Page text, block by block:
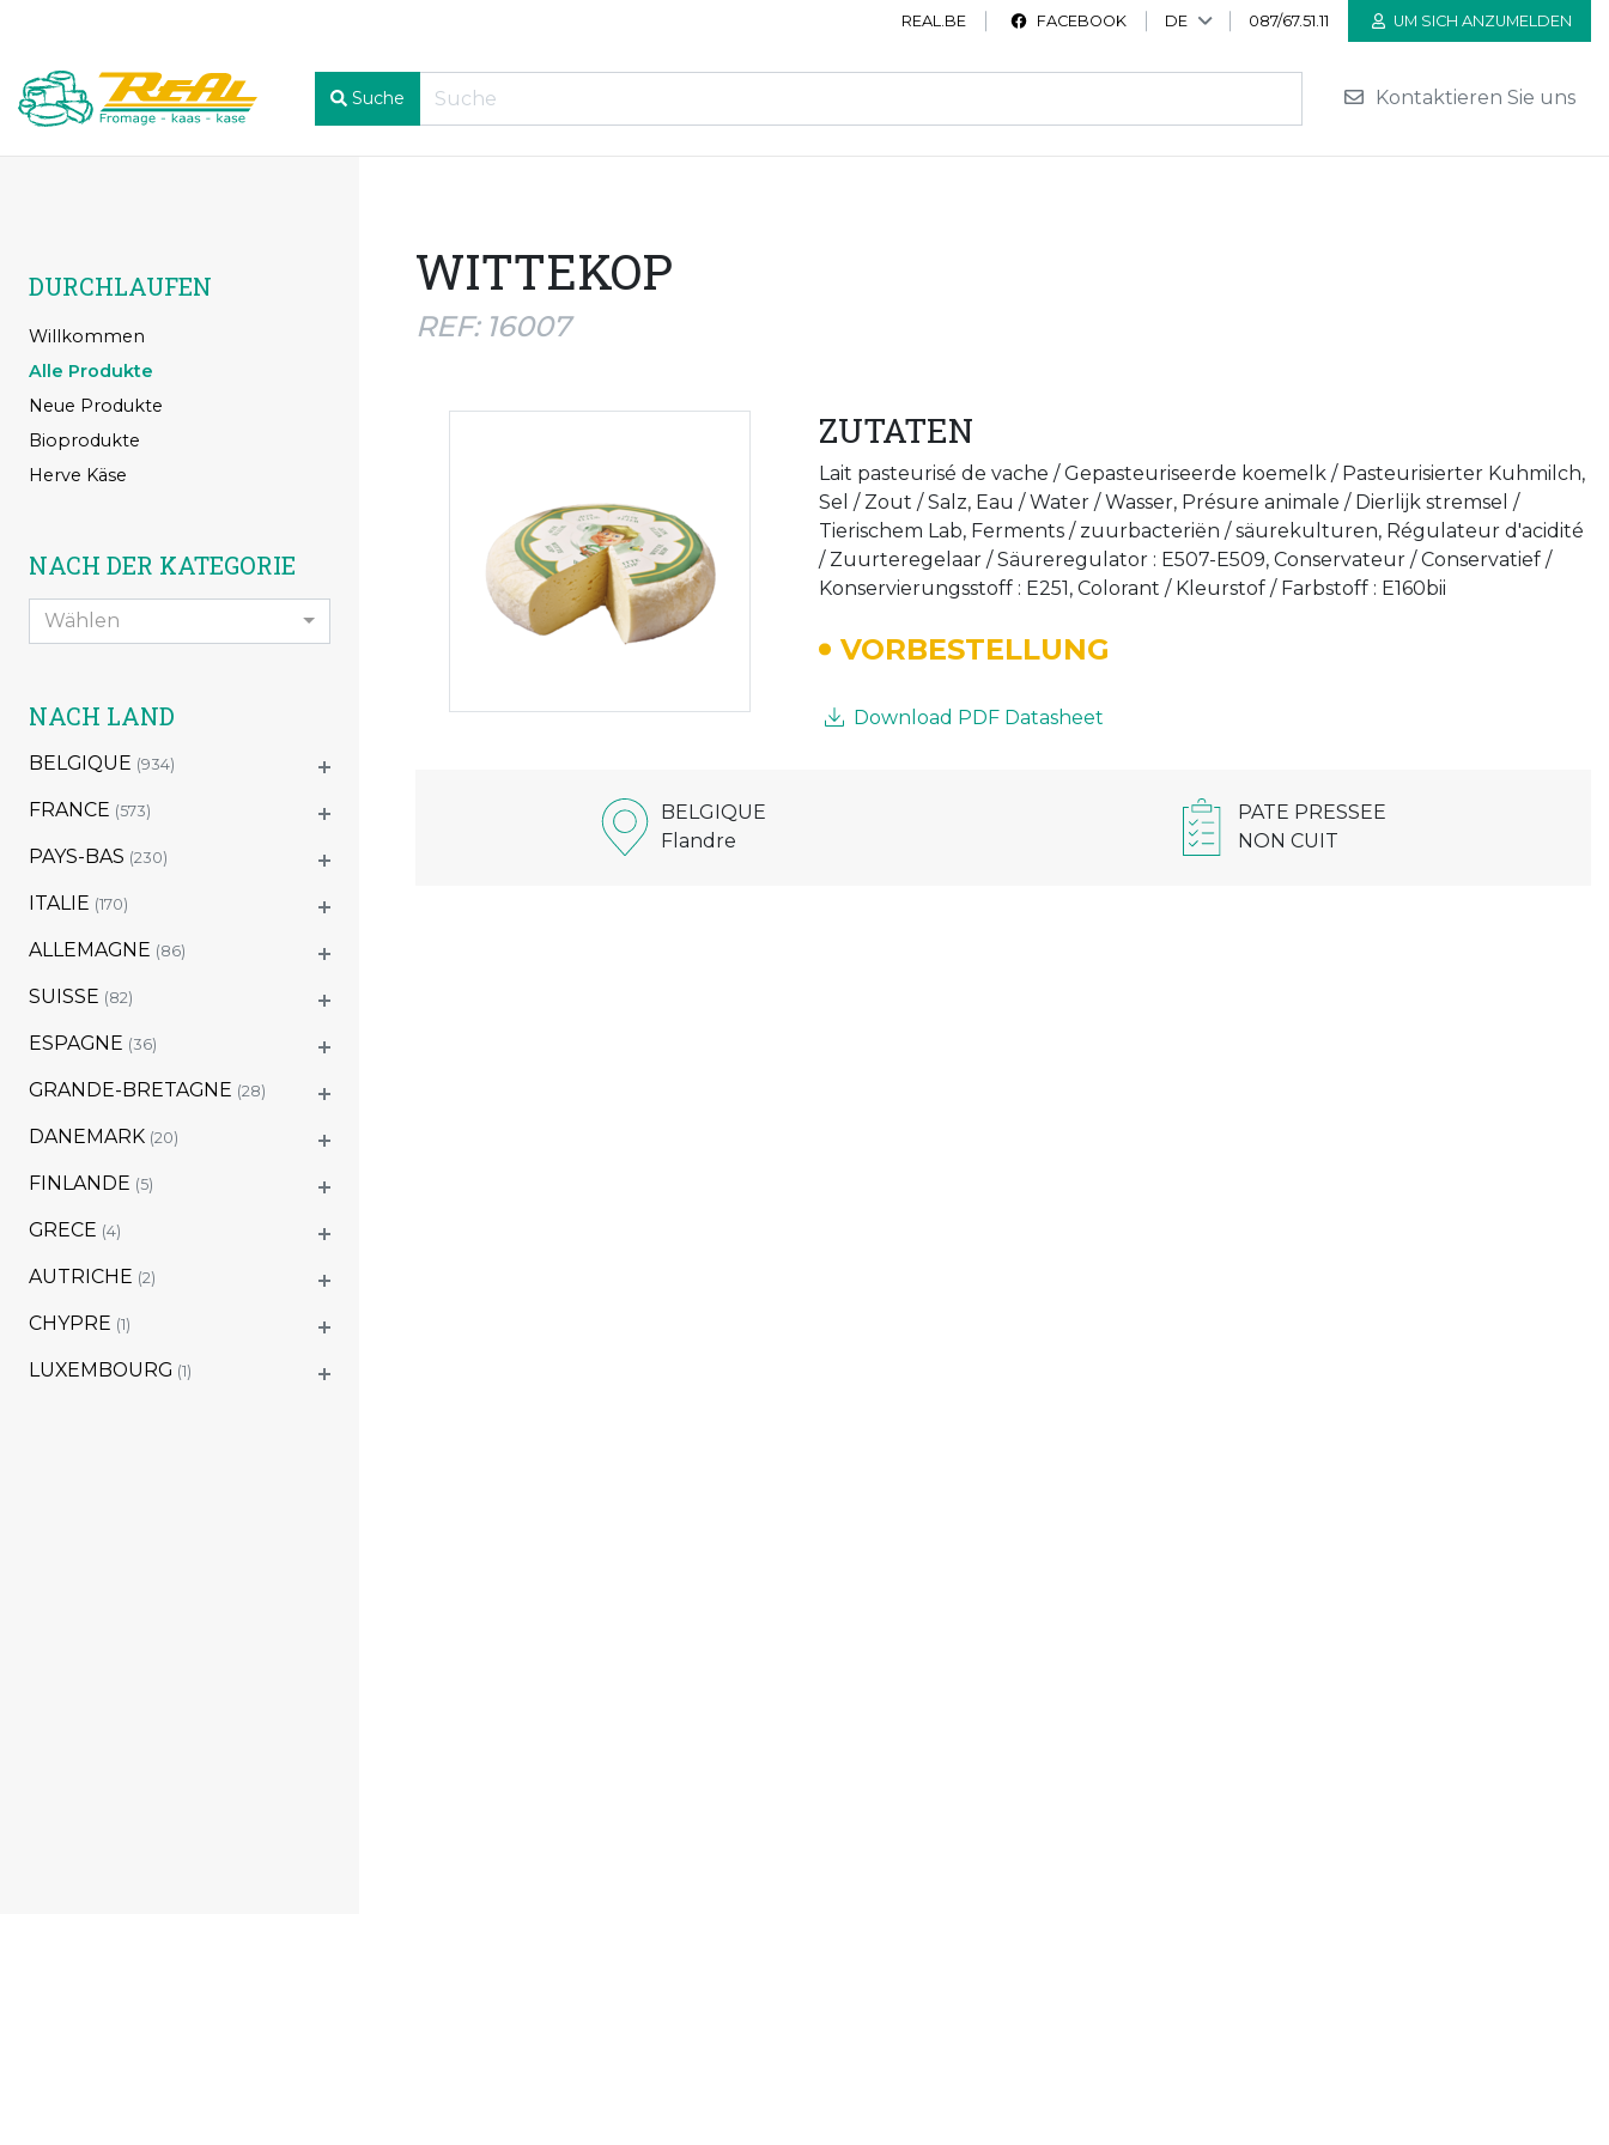
REAL.BE FACEBOOK DE 087/67.51.11 UM SICH ANZUMELDEN
Suche Kontaktieren Sie uns
DURCHLAUFEN
Willkommen
Alle Produkte
Neue Produkte
Bioprodukte
Herve Käse
NACH DER KATEGORIE
Wählen
NACH LAND
BELGIQUE (934)
FRANCE (573)
PAYS-BAS (230)
ITALIE (170)
ALLEMAGNE (86)
SUISSE (82)
ESPAGNE (36)
GRANDE-BRETAGNE (28)
DANEMARK (20)
FINLANDE (5)
GRECE (4)
AUTRICHE (2)
CHYPRE (1)
LUXEMBOURG (1)
WITTEKOP
REF: 16007
ZUTATEN
Lait pasteurisé de vache / Gepasteuriseerde koemelk / Pasteurisierter Kuhmilch,
Sel / Zout / Salz, Eau / Water / Wasser, Présure animale / Dierlijk stremsel /
Tierischem Lab, Ferments / zuurbacteriën / säurekulturen, Régulateur d'acidité
/ Zuurteregelaar / Säureregulator : E507-E509, Conservateur / Conservatief /
Konservierungsstoff : E251, Colorant / Kleurstof / Farbstoff : E160bii
VORBESTELLUNG
Download PDF Datasheet
BELGIQUE
Flandre
PATE PRESSEE
NON CUIT